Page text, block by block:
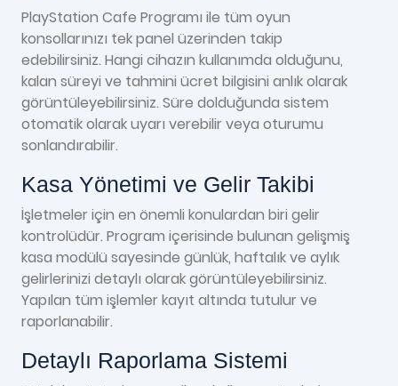
PlayStation Cafe Programı ile tüm oyun
konsollarınızı tek panel üzerinden takip
edebilirsiniz. Hangi cihazın kullanımda olduğunu,
kalan süreyi ve tahmini ücret bilgisini anlık olarak
görüntüleyebilirsiniz. Süre dolduğunda sistem
otomatik olarak uyarı verebilir veya oturumu
sonlandırabilir.
Kasa Yönetimi ve Gelir Takibi
İşletmeler için en önemli konulardan biri gelir
kontrolüdür. Program içerisinde bulunan gelişmiş
kasa modülü sayesinde günlük, haftalık ve aylık
gelirlerinizi detaylı olarak görüntüleyebilirsiniz.
Yapılan tüm işlemler kayıt altında tutulur ve
raporlanabilir.
Detaylı Raporlama Sistemi